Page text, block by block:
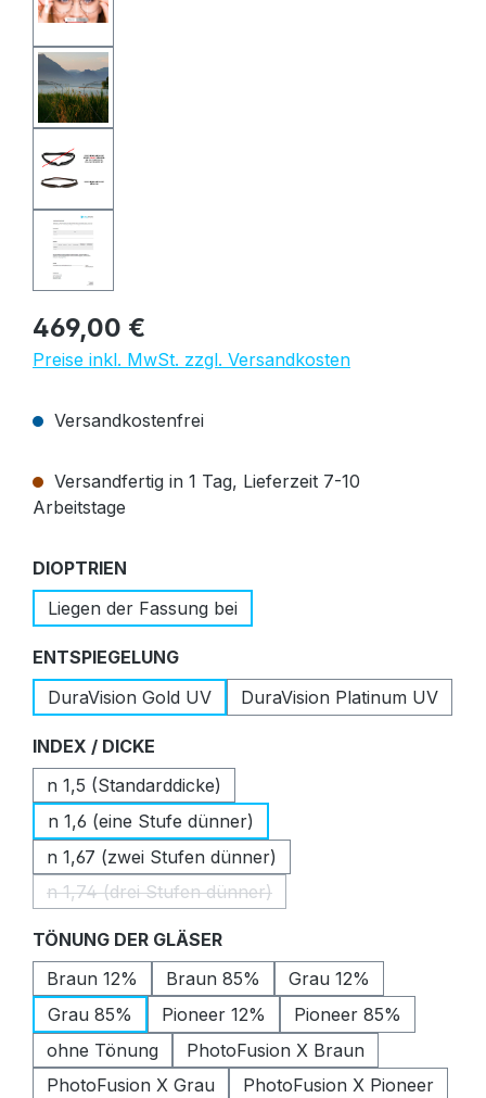
Regulärer Preis:
469,00 €
Preise inkl. MwSt. zzgl. Versandkosten
Versandkostenfrei
Versandfertig in 1 Tag, Lieferzeit 7-10
Arbeitstage
DIOPTRIEN
Liegen der Fassung bei
ENTSPIEGELUNGauswählen
DuraVision Gold UV
DuraVision Platinum UV
INDEX / DICKE
n 1,5 (Standarddicke)
n 1,6 (eine Stufe dünner)
n 1,67 (zwei Stufen dünner)
n 1,74 (drei Stufen dünner)
(Diese Option ist zurzeit nicht verfügbar.)
TÖNUNG DER GLÄSERauswählen
Braun 12%
Braun 85%
Grau 12%
Grau 85%
Pioneer 12%
Pioneer 85%
ohne Tönung
PhotoFusion X Braun
PhotoFusion X Grau
PhotoFusion X Pioneer